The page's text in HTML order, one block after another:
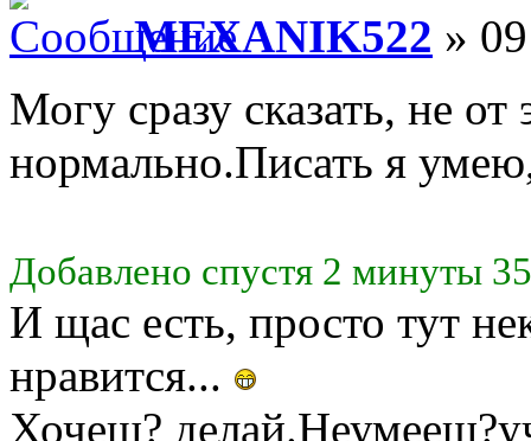
MEXANIK522 »
Могу сразу сказать, не от
нормально.Писать я
Добавлено спустя 2 минуты
И щас есть, просто тут
нравится...
Хочеш?